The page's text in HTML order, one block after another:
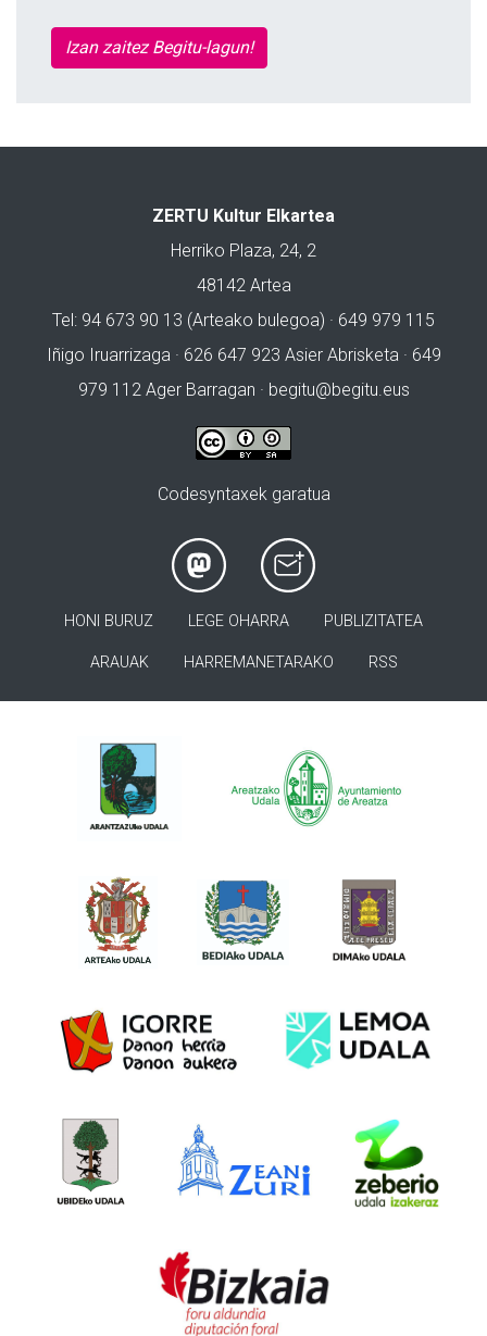
Izan zaitez Begitu-lagun!
ZERTU Kultur Elkartea
Herriko Plaza, 24, 2
48142 Artea
Tel: 94 673 90 13 (Arteako bulegoa) · 649 979 115
Iñigo Iruarrizaga · 626 647 923 Asier Abrisketa · 649
979 112 Ager Barragan · begitu@begitu.eus
Codesyntaxek garatua
HONI BURUZ LEGE OHARRA PUBLIZITATEA
ARAUAK HARREMANETARAKO RSS